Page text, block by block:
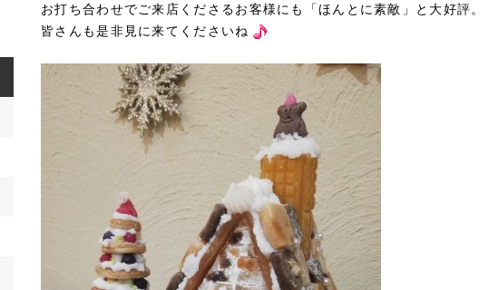
お打ち合わせでご来店くださるお客様にも「ほんとに素敵」と大好評。
皆さんも是非見に来てくださいね